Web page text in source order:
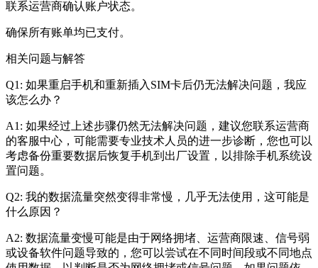
联系运营商确认账户状态。
确保所有账单均已支付。
相关问题与解答
Q1: 如果重启手机和重新插入SIM卡后仍无法解决问题，我应
该怎么办？
A1: 如果经过上述步骤仍然无法解决问题，建议您联系运营商
的客服中心，可能需要专业技术人员的进一步诊断，您也可以
考虑备份重要数据后恢复手机到出厂设置，以排除手机系统设
置问题。
Q2: 我的数据流量突然变得非常慢，几乎无法使用，这可能是
什么原因？
A2: 数据流量变慢可能是由于网络拥堵、运营商限速、信号弱
或设备软件问题导致的，您可以尝试在不同时间段或不同地点